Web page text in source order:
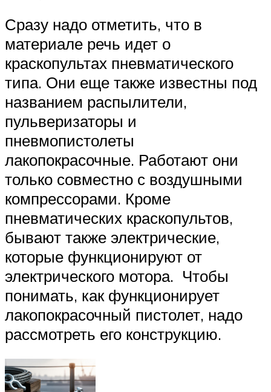
Сразу надо отметить, что в
материале речь идет о
краскопультах пневматического
типа. Они еще также известны под
названием распылители,
пульверизаторы и
пневмопистолеты
лакопокрасочные. Работают они
только совместно с воздушными
компрессорами. Кроме
пневматических краскопультов,
бывают также электрические,
которые функционируют от
электрического мотора. Чтобы
понимать, как функционирует
лакопокрасочный пистолет, надо
рассмотреть его конструкцию.